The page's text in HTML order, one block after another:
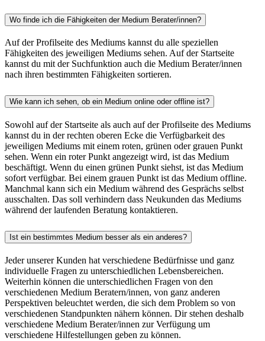
Wo finde ich die Fähigkeiten der Medium Berater/innen?
Auf der Profilseite des Mediums kannst du alle speziellen
Fähigkeiten des jeweiligen Mediums sehen. Auf der Startseite
kannst du mit der Suchfunktion auch die Medium Berater/innen
nach ihren bestimmten Fähigkeiten sortieren.
Wie kann ich sehen, ob ein Medium online oder offline ist?
Sowohl auf der Startseite als auch auf der Profilseite des Mediums
kannst du in der rechten oberen Ecke die Verfügbarkeit des
jeweiligen Mediums mit einem roten, grünen oder grauen Punkt
sehen. Wenn ein roter Punkt angezeigt wird, ist das Medium
beschäftigt. Wenn du einen grünen Punkt siehst, ist das Medium
sofort verfügbar. Bei einem grauen Punkt ist das Medium offline.
Manchmal kann sich ein Medium während des Gesprächs selbst
ausschalten. Das soll verhindern dass Neukunden das Mediums
während der laufenden Beratung kontaktieren.
Ist ein bestimmtes Medium besser als ein anderes?
Jeder unserer Kunden hat verschiedene Bedürfnisse und ganz
individuelle Fragen zu unterschiedlichen Lebensbereichen.
Weiterhin können die unterschiedlichen Fragen von den
verschiedenen Medium Beratern/innen, von ganz anderen
Perspektiven beleuchtet werden, die sich dem Problem so von
verschiedenen Standpunkten nähern können. Dir stehen deshalb
verschiedene Medium Berater/innen zur Verfügung um
verschiedene Hilfestellungen geben zu können.